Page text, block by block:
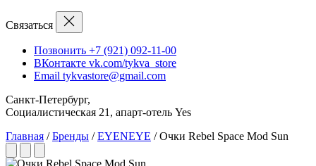
Связаться
Позвонить +7 (921) 092-11-00
ВКонтакте vk.com/tykva_store
Email tykvastore@gmail.com
Санкт-Петербург,
Социалистическая 21, апарт-отель Yes
Главная / Бренды / EYENEYE / Очки Rebel Space Mod Sun